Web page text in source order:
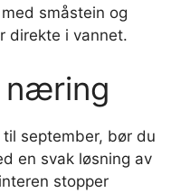
småstein og
direkte i vannet.
næring
september, bør du
en svak løsning av
stopper